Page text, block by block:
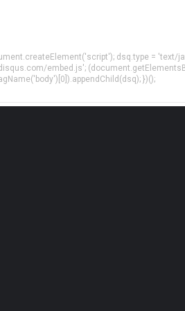
dsq.type = 'text/
embed.js';
})();